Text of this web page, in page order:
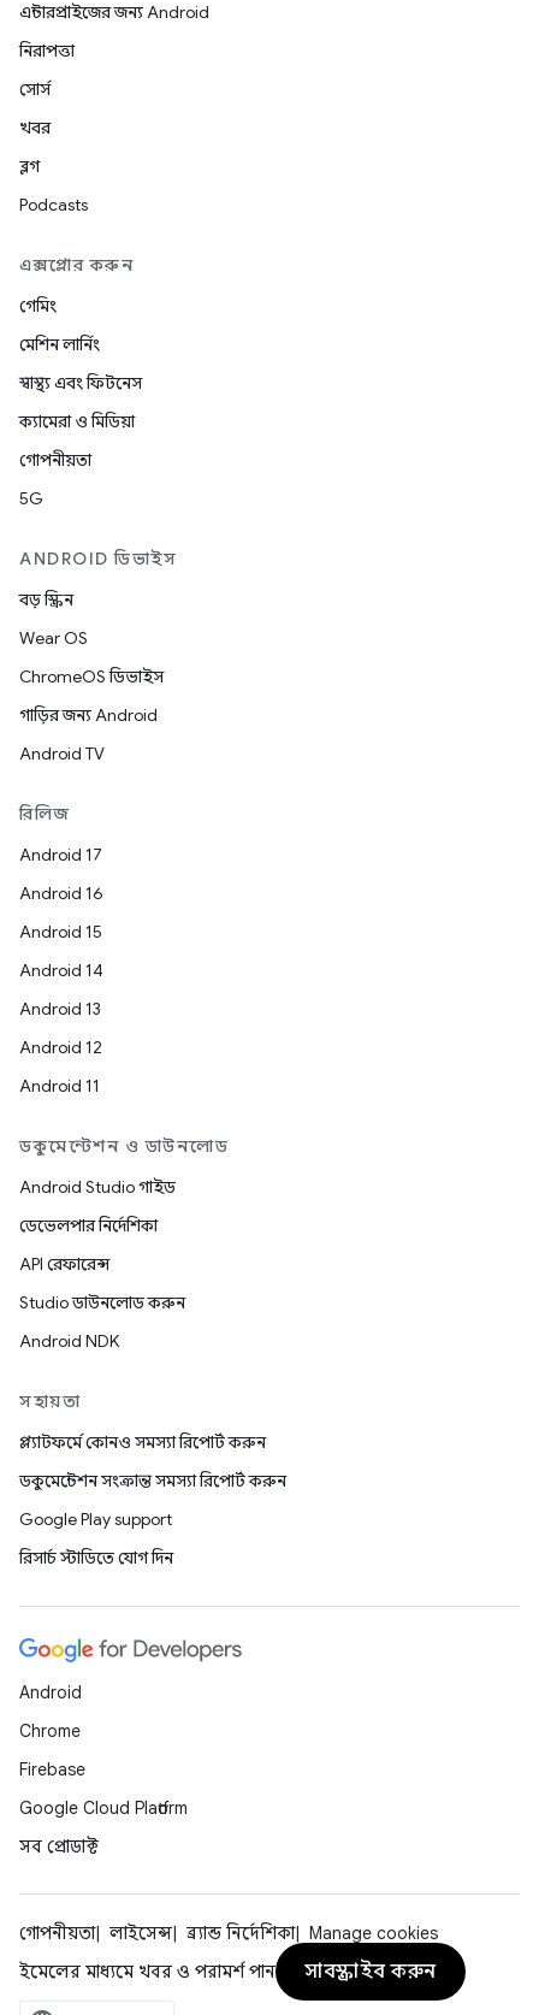
এন্টারপ্রাইজের জন্য Android
নিরাপত্তা
সোর্স
খবর
ব্লগ
Podcasts
এক্সপ্লোর করুন
গেমিং
মেশিন লার্নিং
স্বাস্থ্য এবং ফিটনেস
ক্যামেরা ও মিডিয়া
গোপনীয়তা
5G
ANDROID ডিভাইস
বড় স্ক্রিন
Wear OS
ChromeOS ডিভাইস
গাড়ির জন্য Android
Android TV
রিলিজ
Android 17
Android 16
Android 15
Android 14
Android 13
Android 12
Android 11
ডকুমেন্টেশন ও ডাউনলোড
Android Studio গাইড
ডেভেলপার নির্দেশিকা
API রেফারেন্স
Studio ডাউনলোড করুন
Android NDK
সহায়তা
প্ল্যাটফর্মে কোনও সমস্যা রিপোর্ট করুন
ডকুমেন্টেশন সংক্রান্ত সমস্যা রিপোর্ট করুন
Google Play support
রিসার্চ স্টাডিতে যোগ দিন
Android
Chrome
Firebase
Google Cloud Platform
সব প্রোডাক্ট
গোপনীয়তা লাইসেন্স ব্র্যান্ড নির্দেশিকা
Manage cookies
ইমেলের মাধ্যমে খবর ও পরামর্শ পান
সাবস্ক্রাইব করুন